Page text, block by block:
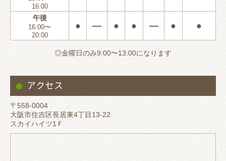
16:00
午後
16:00〜
20:00
● ― ● ● ― ● ●
◎金曜日のみ9:00〜13:00になります
アクセス
〒558-0004
大阪市住吉区長居東4丁目13-22
スカイハイツ1Ｆ